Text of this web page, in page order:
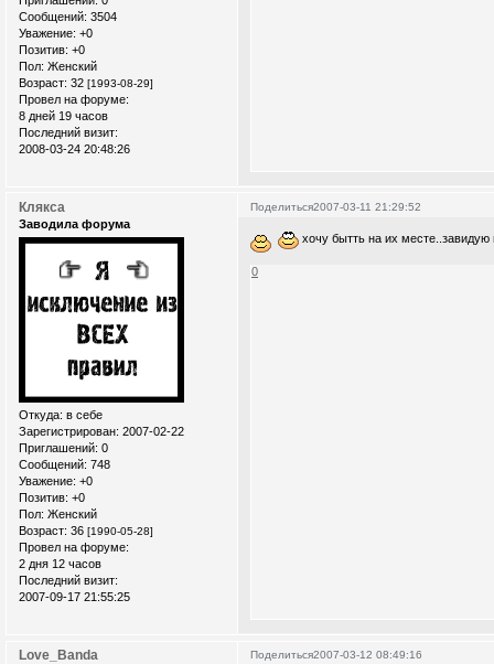
Сообщений: 3504
Уважение: +0
Позитив: +0
Пол: Женский
Возраст: 32 [1993-08-29]
Провел на форуме:
8 дней 19 часов
Последний визит:
2008-03-24 20:48:26
Поделиться2007-03-11 21:29:52
Клякса
Заводила форума
Откуда: в себе
Зарегистрирован: 2007-02-22
Приглашений: 0
Сообщений: 748
Уважение: +0
Позитив: +0
Пол: Женский
Возраст: 36 [1990-05-28]
Провел на форуме:
2 дня 12 часов
Последний визит:
2007-09-17 21:55:25
хочу бытть на их
0
Поделиться2007-03-12 08:49:16
Love_Banda